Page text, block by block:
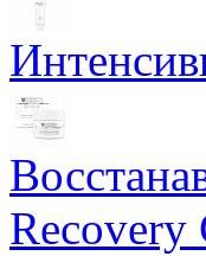
Recovery